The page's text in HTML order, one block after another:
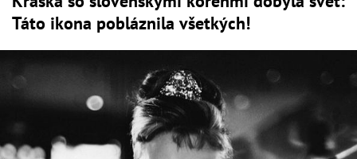
Táto ikona pobláznila všetkých!